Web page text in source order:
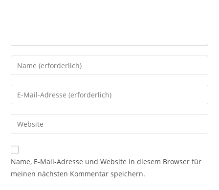
Gib
deinen
Namen
oder
zum
Kommentieren
ein
Gib
deine
E-
Mail-
zum
Kommentieren
ein
Gib
deine
Website-
URL
Name, E-Mail-Adresse und Website in diesem Browser für
meinen nächsten Kommentar speichern.